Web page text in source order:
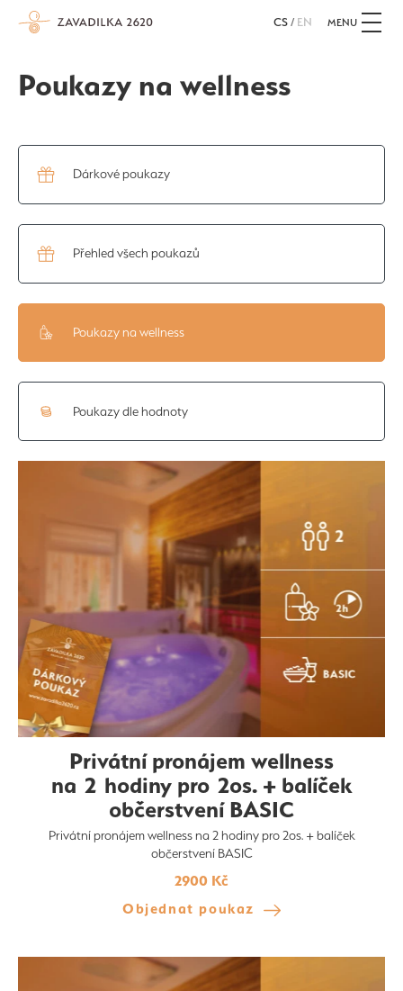
CS/ EN MENU
Dárkové poukazy
Přehled všech poukazů
Poukazy na wellness
Poukazy dle hodnoty
Poukazy na wellness
Privátní pronájem wellness
na 2 hodiny pro 2os. + balíček
občerstvení BASIC
Privátní pronájem wellness na 2 hodiny pro 2os. + balíček
občerstvení BASIC
2900 Kč
Objednat poukaz